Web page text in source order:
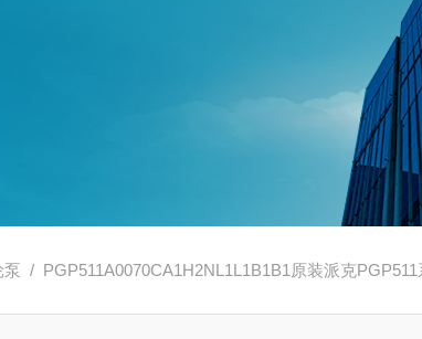
泵 / PGP511A0070CA1H2NL1L1B1B1原装派克